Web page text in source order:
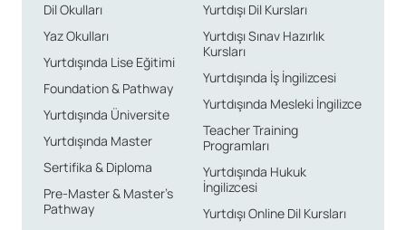
sahip bireyler için büyük bir kolaylık sağlar.
Kendi hızında ilerleme, uzaktan eğitimin sunduğu bir
diğer avantajdır. Kurs içeriğini kendi takviminize uygun
bir şekilde planlayarak, öğrenme sürecinizi daha etkili
hale getirebilirsiniz. Gerekirse bazı dersleri tekrar
izleyerek, zorlandığınız konuları pekiştirme imkânına
sahip olursunuz. Bu durum, dil öğrenme sürecinizi
daha keyifli ve etkili kılacaktır.
Dil Okulları
Yaz Okulları
Yurtdışında Lise Eğitimi
Foundation & Pathway
Yurtdışında Üniversite
Yurtdışında Master
Sertifika & Diploma
Pre-Master & Master’s
Pathway
Yurtdışı Dil Kursları
Yurtdışı Sınav Hazırlık
Kursları
Yurtdışında İş İngilizcesi
Yurtdışında Mesleki İngilizce
Teacher Training
Programları
Yurtdışında Hukuk
İngilizcesi
Yurtdışı Online Dil Kursları